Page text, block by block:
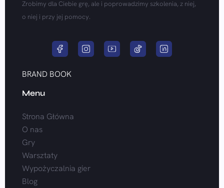
Zrobimy dla Ciebie grę, ale i poprowadzimy szkolenia, z niej,
o niej i przy jej pomocy.
BRAND BOOK
Menu
Strona Główna
O nas
Gry
Warsztaty
Wypożyczalnia gier
Blog